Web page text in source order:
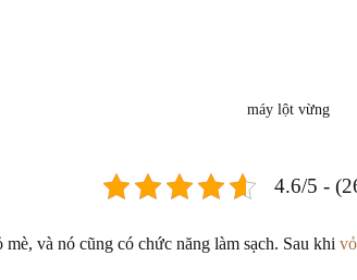
máy lột vừng
4.6/5 -
và nó cũng có chức năng làm sạch. Sau khi